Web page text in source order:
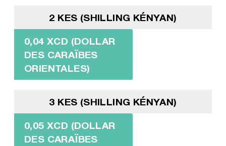
2 KES (SHILLING KÉNYAN)
0,04 XCD (DOLLAR
DES CARAÏBES
ORIENTALES)
3 KES (SHILLING KÉNYAN)
0,05 XCD (DOLLAR
DES CARAÏBES